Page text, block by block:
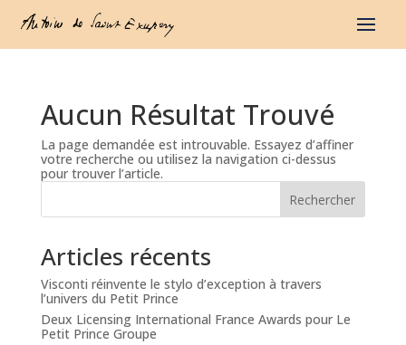
Aucun Résultat Trouvé
La page demandée est introuvable. Essayez d’affiner
votre recherche ou utilisez la navigation ci-dessus
pour trouver l’article.
Rechercher
Articles récents
Visconti réinvente le stylo d’exception à travers
l’univers du Petit Prince
Deux Licensing International France Awards pour Le
Petit Prince Groupe